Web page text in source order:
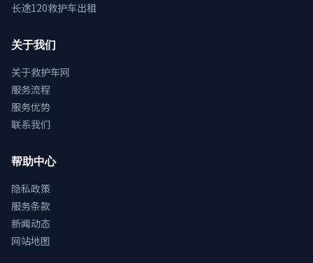
长途120救护车出租
关于我们
关于救护车网
服务流程
服务优势
联系我们
帮助中心
隐私政策
服务条款
新闻动态
网站地图